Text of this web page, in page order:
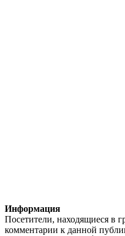
Информация
Посетители, находящиеся в
комментарии к данной